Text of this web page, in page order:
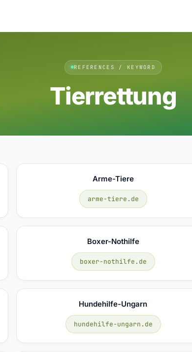
REFERENCES / KEYWORD
Tierrettung
Arme-Tiere
arme-tiere.de
Boxer-Nothilfe
boxer-nothilfe.de
Hundehilfe-Ungarn
hundehilfe-ungarn.de